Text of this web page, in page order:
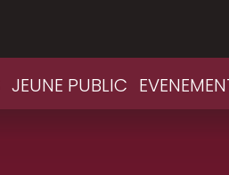
JEUNE PUBLIC